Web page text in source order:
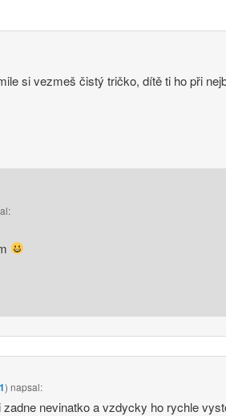
si vezmeš čistý tričko, dítě ti ho při
)napsal:
nevinatko a vzdycky ho rychle